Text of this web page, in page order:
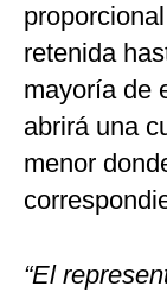
retenida
mayoría de
abrirá una
menor
“El